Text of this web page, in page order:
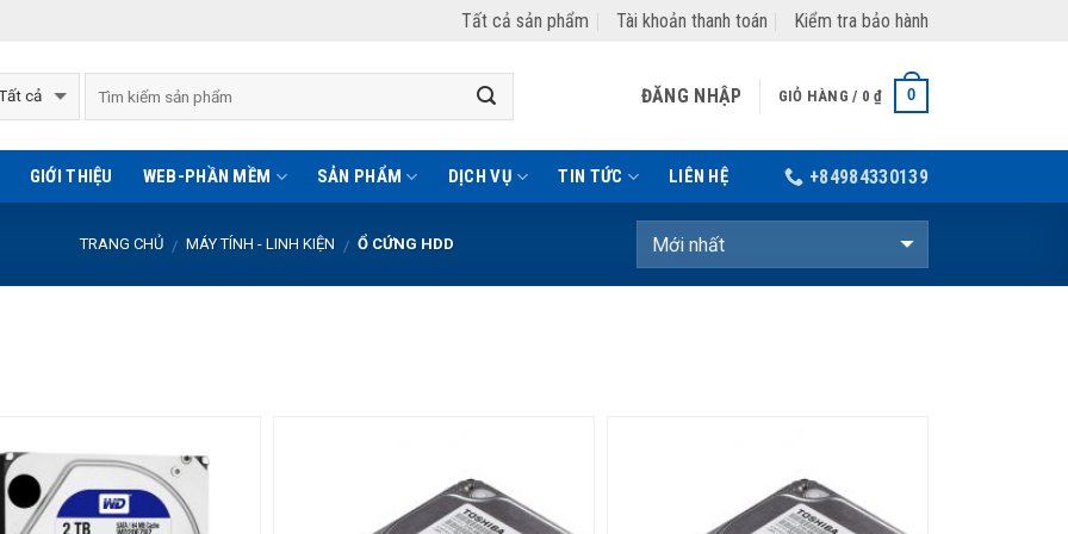
Tất cả sản phẩm Tài khoản thanh toán Kiểm tra bảo hành
ĐĂNG NHẬP GIỎ HÀNG / 0₫ 0
GIỚI THIỆU WEB-PHẦN MỀM SẢN PHẨM DỊCH VỤ TIN TỨC LIÊN HỆ +84984330139
TRANG CHỦ / MÁY TÍNH - LINH KIỆN / Ổ CỨNG HDD